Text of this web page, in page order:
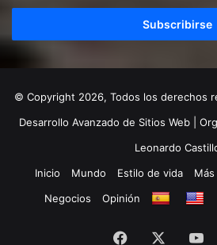
correo
© Copyright 2026, Todos los derechos
Desarrollo Avanzado de Sitios Web |
Leonardo
Inicio
Mundo Estilo de vida Más
Negocios
Opinión
Facebook